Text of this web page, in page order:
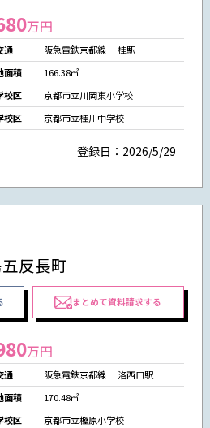
万円
通
阪急電鉄京都線 桂駅
面積
166.38㎡
校区
京都市立川岡東小学校
校区
京都市立桂川中学校
登録日：2026/5/29
反長町
まとめて資料請求する
万円
通
阪急電鉄京都線 洛西口駅
面積
170.48㎡
校区
京都市立樫原小学校